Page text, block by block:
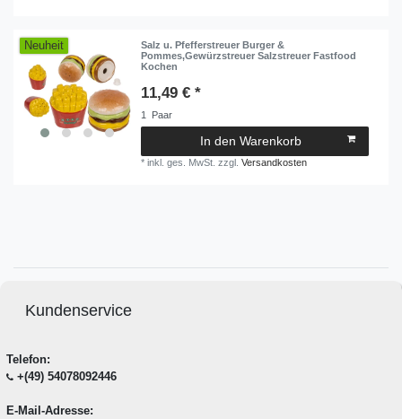
Neuheit
Salz u. Pfefferstreuer Burger &
Pommes,Gewürzstreuer Salzstreuer Fastfood
Kochen
11,49 € *
1 Paar
In den Warenkorb
*inkl. ges. MwSt. zzgl.Versandkosten
Kundenservice
Telefon:
+(49) 54078092446
E-Mail-Adresse: